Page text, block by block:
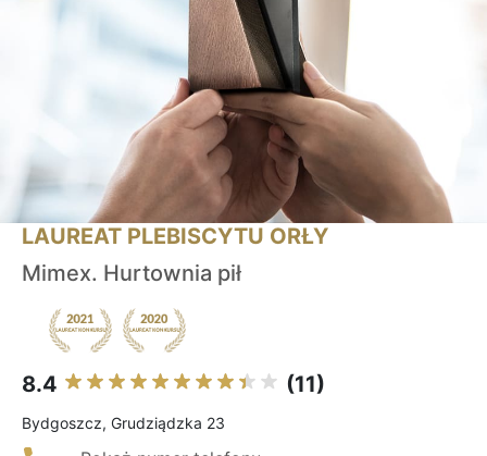
LAUREAT PLEBISCYTU ORŁY
Mimex. Hurtownia pił
8.4 (11)
Bydgoszcz, Grudziądzka 23